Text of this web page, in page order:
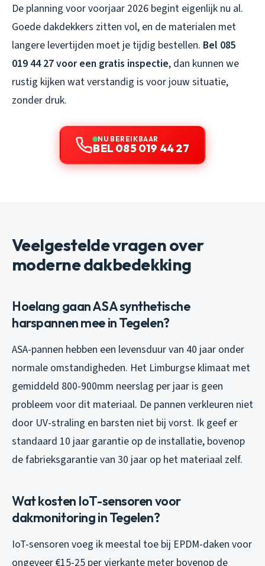
De planning voor voorjaar 2026 begint eigenlijk nu al.
Goede dakdekkers zitten vol, en de materialen met
langere levertijden moet je tijdig bestellen. Bel 085
019 44 27 voor een gratis inspectie, dan kunnen we
rustig kijken wat verstandig is voor jouw situatie,
zonder druk.
NU BEREIKBAAR
BEL 085 019 44 27
Veelgestelde vragen over
moderne dakbedekking
Hoelang gaan ASA synthetische
harspannen mee in Tegelen?
ASA-pannen hebben een levensduur van 40 jaar onder
normale omstandigheden. Het Limburgse klimaat met
gemiddeld 800-900mm neerslag per jaar is geen
probleem voor dit materiaal. De pannen verkleuren niet
door UV-straling en barsten niet bij vorst. Ik geef er
standaard 10 jaar garantie op de installatie, bovenop
de fabrieksgarantie van 30 jaar op het materiaal zelf.
Wat kosten IoT-sensoren voor
dakmonitoring in Tegelen?
IoT-sensoren voeg ik meestal toe bij EPDM-daken voor
ongeveer €15-25 per vierkante meter bovenop de